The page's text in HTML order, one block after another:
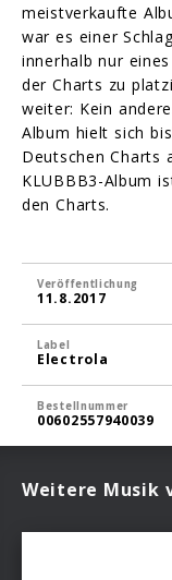
meistverkaufte
war es einer
innerhalb nur
der Charts zu
weiter: Kein
Album hielt sich
Deutschen Charts
KLUBBB3-Album
den Charts.
Veröffentlichung
11.8.2017
Label
Electrola
Bestellnummer
00602557940039
Weitere Musik